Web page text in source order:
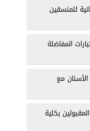
للمنسقين
المفاضلة
مع
بكلية